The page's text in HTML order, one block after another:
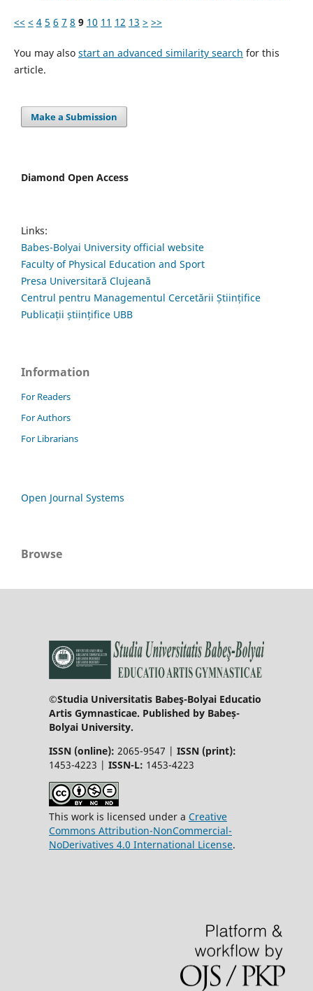
<< < 4 5 6 7 8 9 10 11 12 13 > >>
You may also start an advanced similarity search for this
article.
Make a Submission
Diamond Open Access
Links:
Babes-Bolyai University official website
Faculty of Physical Education and Sport
Presa Universitară Clujeană
Centrul pentru Managementul Cercetării Științifice
Publicații științifice UBB
Information
For Readers
For Authors
For Librarians
Open Journal Systems
Browse
©Studia Universitatis Babeş-Bolyai Educatio
Artis Gymnasticae. Published by Babeș-
Bolyai University.
ISSN (online): 2065-9547 | ISSN (print):
1453-4223 | ISSN-L: 1453-4223
This work is licensed under a Creative
Commons Attribution-NonCommercial-
NoDerivatives 4.0 International License.